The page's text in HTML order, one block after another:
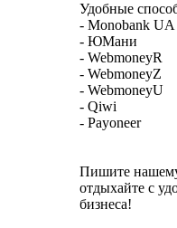
Удобные
- Monobank UA
- ЮМани
- WebmoneyR
- WebmoneyZ
- WebmoneyU
- Qiwi
- Рayoneer
Пишите
отдыхайте с
бизнеса!